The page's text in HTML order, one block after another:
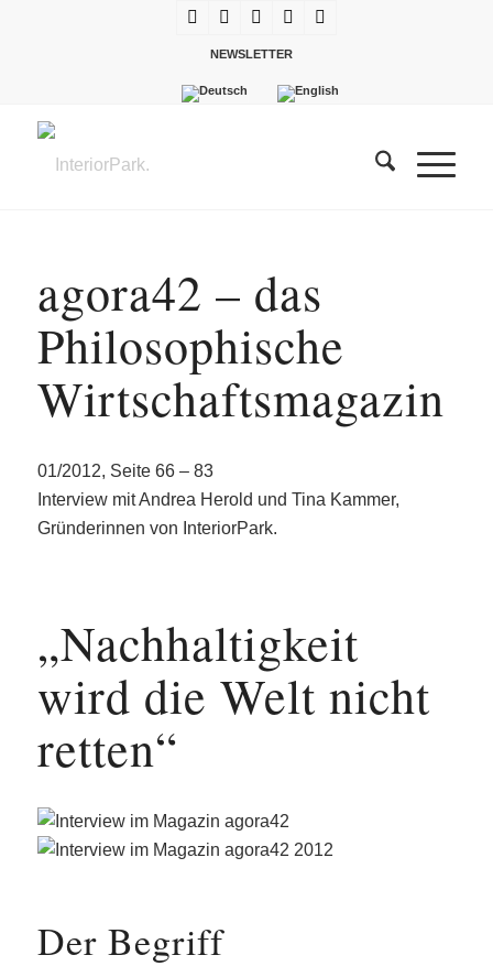
NEWSLETTER
agora42 – das
Philosophische
Wirtschaftsmagazin
01/2012, Seite 66 – 83
Interview mit Andrea Herold und Tina Kammer,
Gründerinnen von InteriorPark.
„Nachhaltigkeit
wird die Welt nicht
retten“
Der Begriff